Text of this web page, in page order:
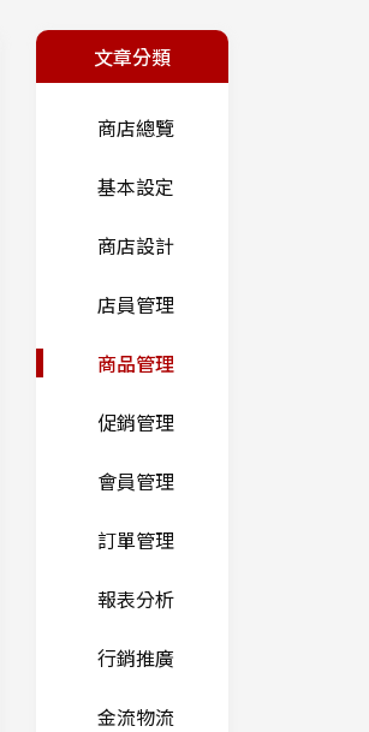
文章分類
商店總覽
基本設定
商店設計
店員管理
商品管理
促銷管理
會員管理
訂單管理
報表分析
行銷推廣
金流物流